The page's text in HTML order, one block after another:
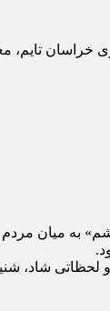
خراسان
به میان
لحظاتی شاد،